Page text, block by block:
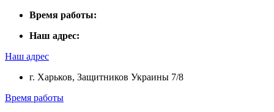
Время работы:
Наш адрес:
Наш адрес
г. Харьков, Защитников Украины 7/8
Время работы